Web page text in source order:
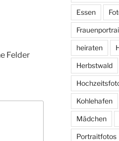
Felder
Essen
heiraten
Herbstwald
Kohlehafen
Mädchen
Portraitfotos